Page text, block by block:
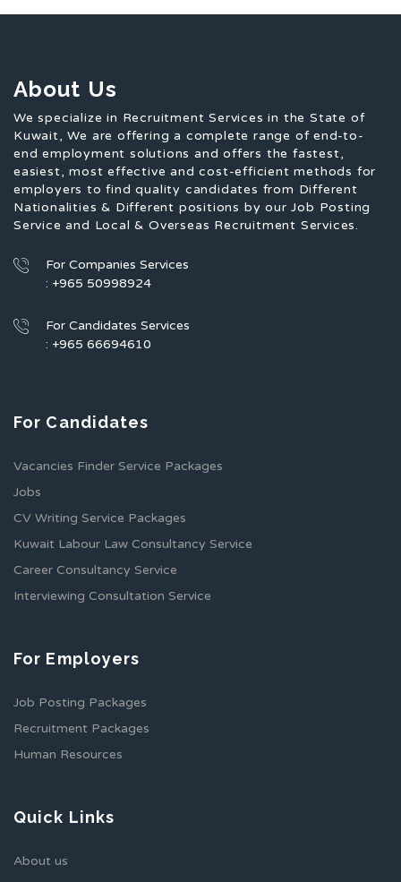
About Us
We specialize in Recruitment Services in the State of
Kuwait, We are offering a complete range of end-to-
end employment solutions and offers the fastest,
easiest, most effective and cost-efficient methods for
employers to find quality candidates from Different
Nationalities & Different positions by our Job Posting
Service and Local & Overseas Recruitment Services.
For Companies Services
: +965 50998924
For Candidates Services
: +965 66694610
For Candidates
Vacancies Finder Service Packages
Jobs
CV Writing Service Packages
Kuwait Labour Law Consultancy Service
Career Consultancy Service
Interviewing Consultation Service
For Employers
Job Posting Packages
Recruitment Packages
Human Resources
Quick Links
About us